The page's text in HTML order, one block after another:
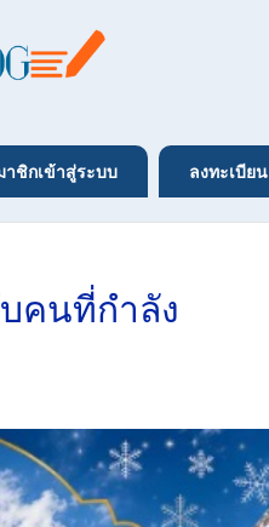
าชิกเข้าสู่ระบบ ลงทะเบียน
คนที่กำลัง